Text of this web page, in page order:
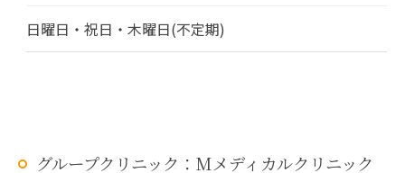
日曜日・祝日・木曜日(不定期)
グループクリニック：Mメディカルクリニック